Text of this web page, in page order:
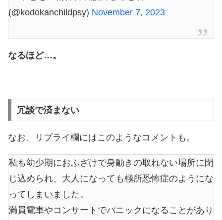
(@kodokanchildpsy) November 7, 2023
なるほど…。
冗談で済まない
なお、リプライ欄にはこのようなコメントも。
私も幼少期におふざけで身動きの取れない場所に閉
じ込められ、大人になっても極所恐怖症のようにな
ってしまいました。
満員電車やコンサートでパニックになることがあり